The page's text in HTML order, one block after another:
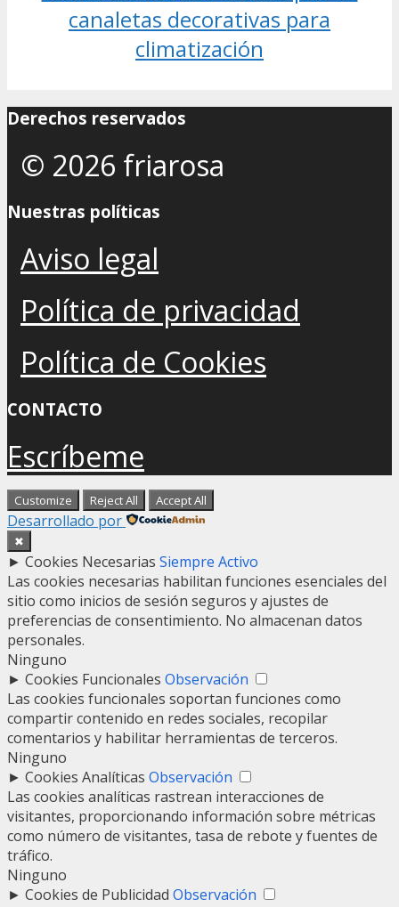
canaletas decorativas para
climatización
Derechos reservados
© 2026 friarosa
Nuestras políticas
Aviso legal
Política de privacidad
Política de Cookies
CONTACTO
Escríbeme
Customize Reject All Accept All
Desarrollado por
✖
► Cookies Necesarias Siempre Activo
Las cookies necesarias habilitan funciones esenciales del
sitio como inicios de sesión seguros y ajustes de
preferencias de consentimiento. No almacenan datos
personales.
Ninguno
► Cookies Funcionales Observación
Las cookies funcionales soportan funciones como
compartir contenido en redes sociales, recopilar
comentarios y habilitar herramientas de terceros.
Ninguno
► Cookies Analíticas Observación
Las cookies analíticas rastrean interacciones de
visitantes, proporcionando información sobre métricas
como número de visitantes, tasa de rebote y fuentes de
tráfico.
Ninguno
► Cookies de Publicidad Observación